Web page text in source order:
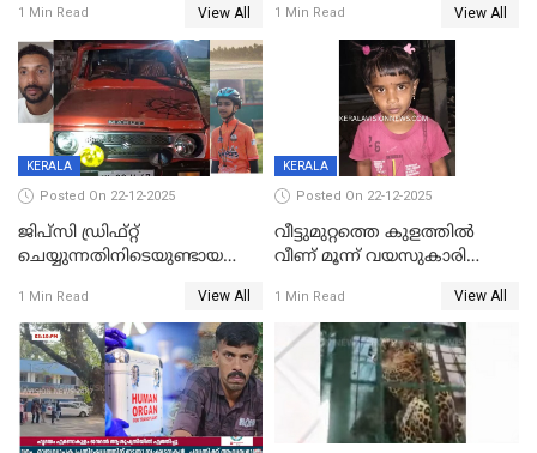
ചിത്രങ്ങളടക്കം കത്തിയ
നിലയിൽ
1 Min Read View All
സംഭവം മാവേലിക്കരയിൽ
1 Min Read View All
KERALA
Posted On 22-12-2025
ജിപ്സി ഡ്രിഫ്റ്റ്
ചെയ്യുന്നതിനിടെയുണ്ടായ
ദാരുണാന്ത്യം; ജീപ്സി
ഓടിച്ചയാൾ അറസ്റ്റിൽ.
1 Min Read View All
KERALA
Posted On 22-12-2025
വീട്ടുമുറ്റത്തെ കുളത്തിൽ
വീണ് മൂന്ന് വയസുകാരി
1 Min Read View All